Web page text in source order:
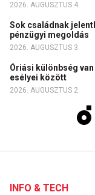
2026. AUGUSZTUS 4.
Sok családnak
pénzügyi megoldás
2026. AUGUSZTUS 3.
Óriási különbség
esélyei között
2026. AUGUSZTUS 2.
INFO & TECH